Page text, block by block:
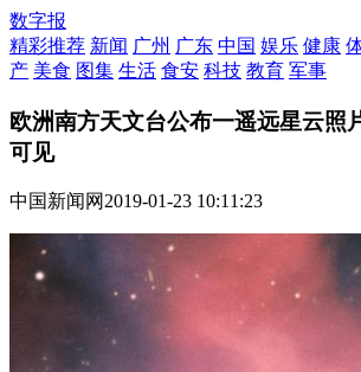
数字报
精彩推荐 新闻 广州 广东 中国 娱乐 健康
产 美食 图集 生活 食安 科技 教育 军事
欧洲南方天文台公布一遥远星云照
可见
中国新闻网2019-01-23 10:11:23